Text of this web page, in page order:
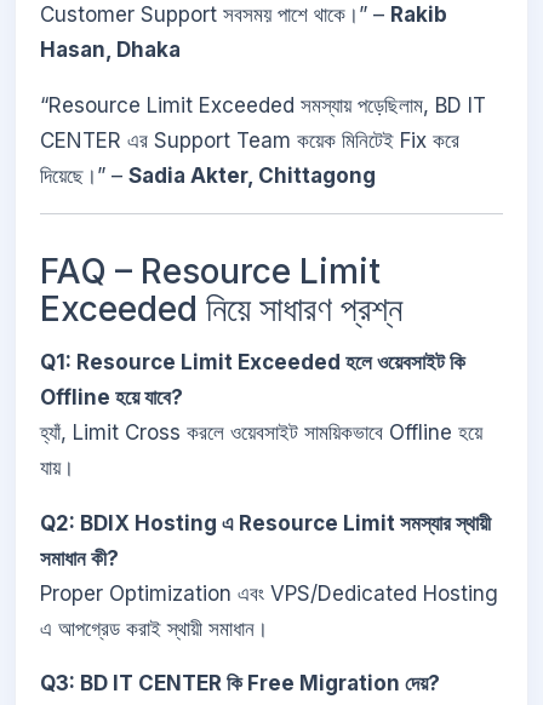
Customer Support সবসময় পাশে থাকে।” – Rakib
Hasan, Dhaka
“Resource Limit Exceeded সমস্যায় পড়েছিলাম, BD IT
CENTER এর Support Team কয়েক মিনিটেই Fix করে
দিয়েছে।” – Sadia Akter, Chittagong
FAQ – Resource Limit
Exceeded নিয়ে সাধারণ প্রশ্ন
Q1: Resource Limit Exceeded হলে ওয়েবসাইট কি
Offline হয়ে যাবে?
হ্যাঁ, Limit Cross করলে ওয়েবসাইট সাময়িকভাবে Offline হয়ে
যায়।
Q2: BDIX Hosting এ Resource Limit সমস্যার স্থায়ী
সমাধান কী?
Proper Optimization এবং VPS/Dedicated Hosting
এ আপগ্রেড করাই স্থায়ী সমাধান।
Q3: BD IT CENTER কি Free Migration দেয়?